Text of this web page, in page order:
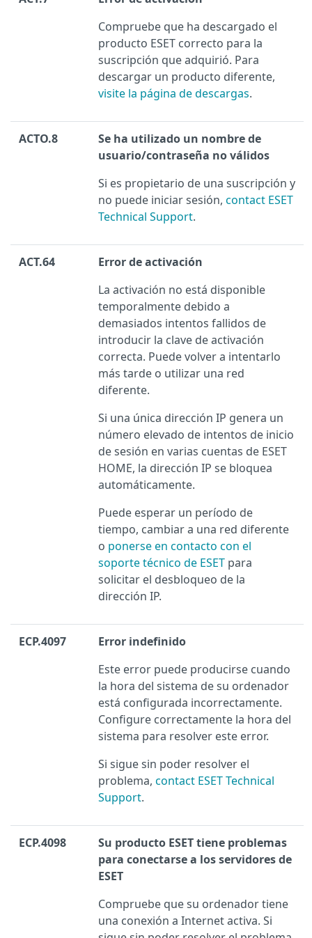
Compruebe que ha descargado el
producto ESET correcto para la
suscripción que adquirió. Para
descargar un producto diferente,
visite la página de descargas.
ACTO.8
Se ha utilizado un nombre de
usuario/contraseña no válidos
Si es propietario de una suscripción y
no puede iniciar sesión, contact ESET
Technical Support.
ACT.64
Error de activación
La activación no está disponible
temporalmente debido a
demasiados intentos fallidos de
introducir la clave de activación
correcta. Puede volver a intentarlo
más tarde o utilizar una red
diferente.
Si una única dirección IP genera un
número elevado de intentos de inicio
de sesión en varias cuentas de ESET
HOME, la dirección IP se bloquea
automáticamente.
Puede esperar un período de
tiempo, cambiar a una red diferente
o ponerse en contacto con el
soporte técnico de ESET para
solicitar el desbloqueo de la
dirección IP.
ECP.4097
Error indefinido
Este error puede producirse cuando
la hora del sistema de su ordenador
está configurada incorrectamente.
Configure correctamente la hora del
sistema para resolver este error.
Si sigue sin poder resolver el
problema, contact ESET Technical
Support.
ECP.4098
Su producto ESET tiene problemas
para conectarse a los servidores de
ESET
Compruebe que su ordenador tiene
una conexión a Internet activa. Si